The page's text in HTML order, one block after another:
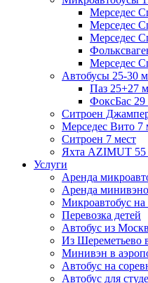
Мерседес
Мерседес
Мерседес
Мерседес
Автобусы 25-30
Паз 25+27
ФоксБас 29
Ситроен
Мерседес Вито 7
Ситроен 7 мест
Яхта АZIMUT 55
Услуги
Аренда
Аренда
Микроавтобус на
Перевозка детей
Автобус из
Из Шереметьево
Минивэн в
Автобус на
Автобус для